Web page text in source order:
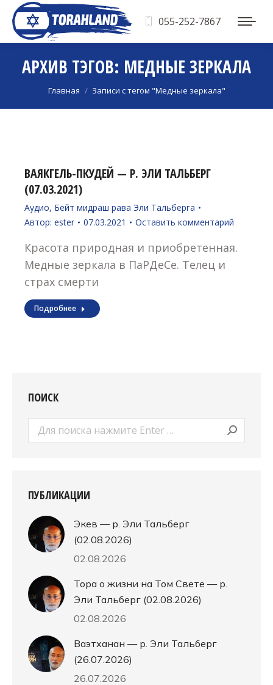
055-252-7867
АРХИВ ТЭГОВ: МЕДНЫЕ ЗЕРКАЛА
Вы здесь:
Главная Записи с тегом "Медные зеркала"
ВАЯКГЕЛЬ-ПКУДЕЙ — Р. ЭЛИ ТАЛЬБЕРГ
(07.03.2021)
Аудио, Бейт мидраш рава Эли Тальберга
Автор: ester 07.03.2021 Оставить комментарий
Красота природная и приобретенная.
Медные зеркала в ПаРДеСе. Телец и
страх смерти
Подробнее
ПОИСК
Поиск:
ПУБЛИКАЦИИ
Экев — р. Эли Тальберг
(02.08.2026)
02.08.2026
Тора о жизни на Том Свете — р.
Эли Тальберг (02.08.2026)
02.08.2026
Ваэтханан — р. Эли Тальберг
(26.07.2026)
26.07.2026